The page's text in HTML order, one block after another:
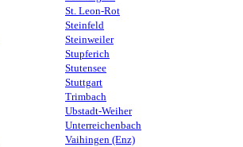
St. Leon-Rot
Steinfeld
Steinweiler
Stupferich
Stutensee
Stuttgart
Trimbach
Ubstadt-Weiher
Unterreichenbach
Vaihingen (Enz)